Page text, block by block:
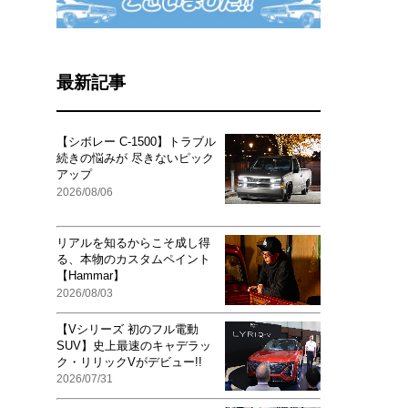
最新記事
【シボレー C-1500】トラブル
続きの悩みが 尽きないピック
アップ
2026/08/06
リアルを知るからこそ成し得
る、本物のカスタムペイント
【Hammar】
2026/08/03
【Vシリーズ 初のフル電動
SUV】史上最速のキャデラッ
ク・リリックVがデビュー!!
2026/07/31